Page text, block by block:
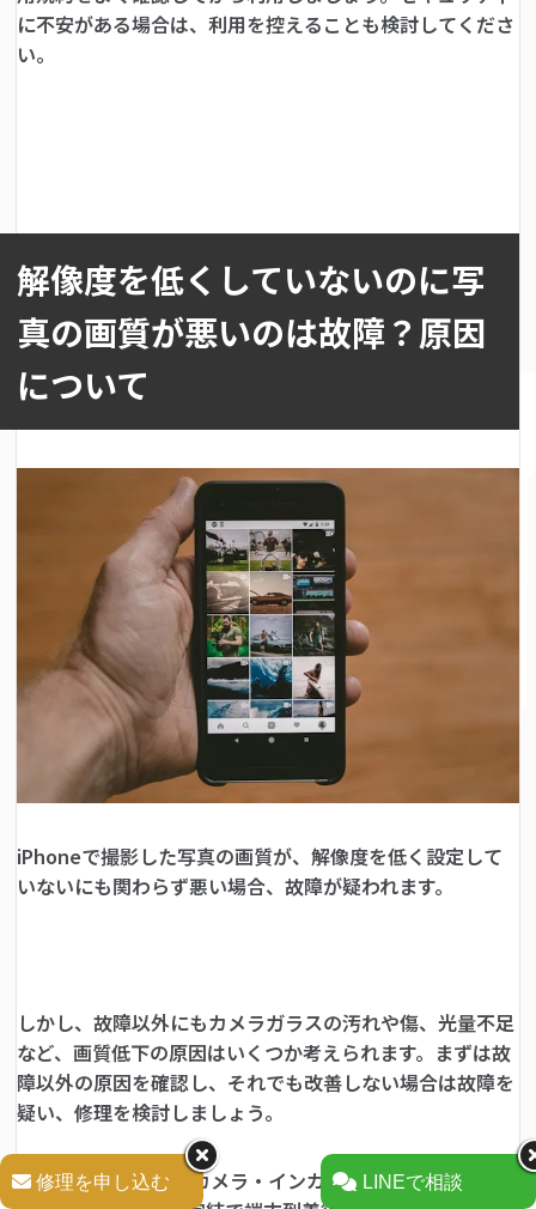
に不安がある場合は、利用を控えることも検討してくださ
い。
解像度を低くしていないのに写
真の画質が悪いのは故障？原因
について
iPhoneで撮影した写真の画質が、解像度を低く設定して
いないにも関わらず悪い場合、故障が疑われます。
しかし、故障以外にもカメラガラスの汚れや傷、光量不足
など、画質低下の原因はいくつか考えられます。まずは故
障以外の原因を確認し、それでも改善しない場合は故障を
疑い、修理を検討しましょう。
FiX PARKではバックカメラ・インカメラの修理を行ってお
修理を申し込む LINEで相談